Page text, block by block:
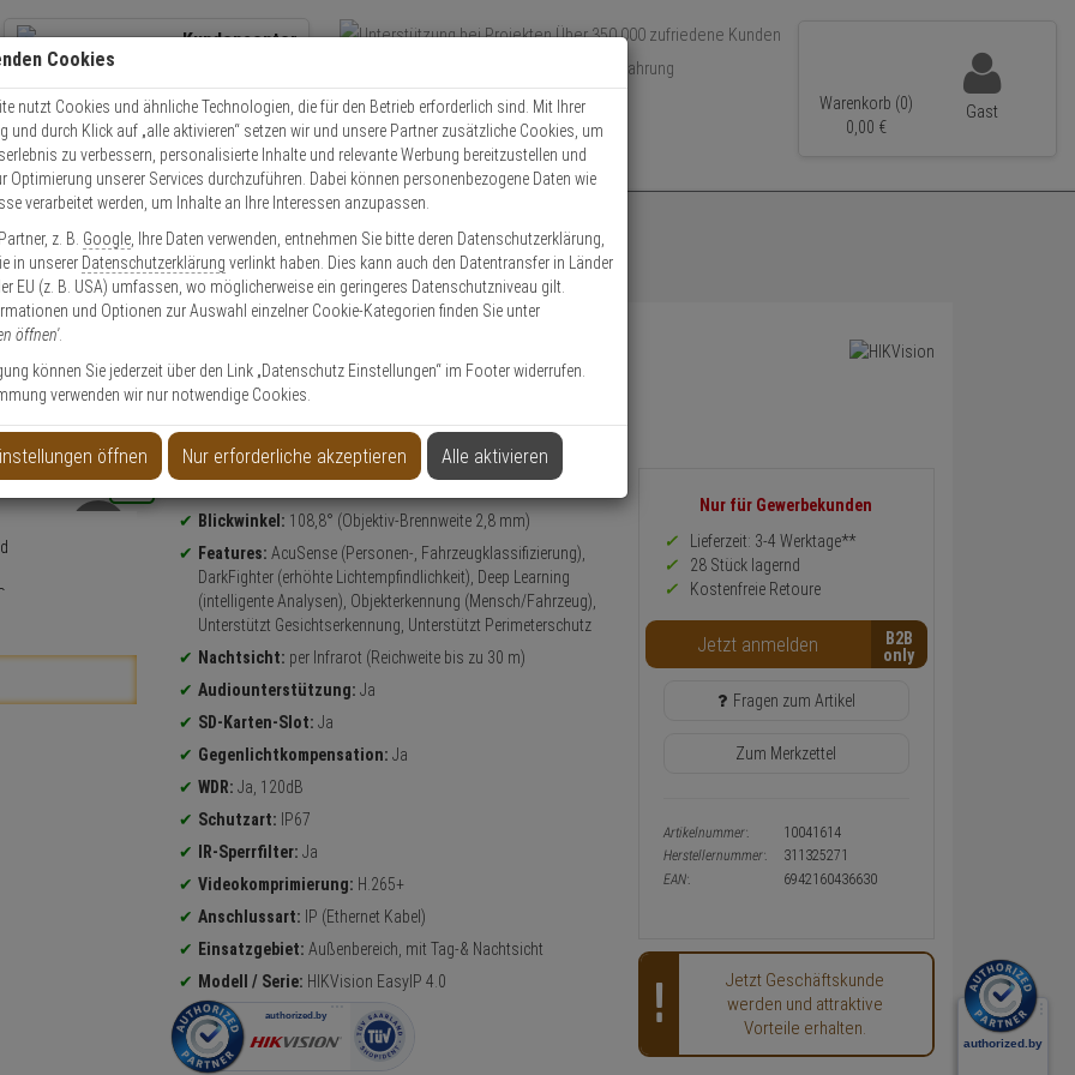
Kundencenter
Kontaktservice nutzen
Mo. - Do.: 8:00 - 16:30 Fr. 8:00 - 14:00 Uhr
Über 350.000 zufriedene Kunden
Über 15 Jahre Erfahrung
Schneller Versand
Warenkorb (0)
0, 00 €
Gast
DS-2CD2386G2H-IU(2.8mm)(eF)(Black)
NEU Produktinformationen
Blickwinkel: 108,8° (Objektiv-Brennweite 2,8 mm)
Features: AcuSense (Personen-, Fahrzeugklassifizierung),
DarkFighter (erhöhte Lichtempfindlichkeit), Deep Learning
(intelligente Analysen), Objekterkennung (Mensch/Fahrzeug),
Unterstützt Gesichtserkennung, Unterstützt Perimeterschutz
Nachtsicht: per Infrarot (Reichweite bis zu 30 m)
Audiounterstützung: Ja
SD-Karten-Slot: Ja
Gegenlichtkompensation: Ja
WDR: Ja, 120dB
Schutzart: IP67
IR-Sperrfilter: Ja
Videokomprimierung: H.265+
Anschlussart: IP (Ethernet Kabel)
Einsatzgebiet: Außenbereich, mit Tag-& Nachtsicht
Modell / Serie: HIKVision EasyIP 4.0
Informationen
Preis,
Verfügbakeit
und
oder
Konfigurieren-
Button
Nur für Gewerbekunden
Lieferzeit: 3-4 Werktage**
28 Stück lagernd
Kostenfreie Retoure
Jetzt anmelden B2B
Fragen zum Artikel
Zum Merkzettel
Artikelnummer:
10041614
Herstellernummer:
311325271
EAN:
6942160436630
Jetzt Geschäftskunde
werden und attraktive
Vorteile erhalten.
Cookies
nutzt Cookies und ähnliche Technologien, die für den Betrieb erforderlich sind. Mit Ihrer
und durch Klick auf „alle aktivieren“ setzen wir und unsere Partner zusätzliche Cookies, um
zu verbessern, personalisierte Inhalte und relevante Werbung bereitzustellen und
Optimierung unserer Services durchzuführen. Dabei können personenbezogene Daten wie
verarbeitet werden, um Inhalte an Ihre Interessen anzupassen.
z. B. Google , Ihre Daten verwenden, entnehmen Sie bitte deren Datenschutzerklärung,
in unserer Datenschutzerklärung verlinkt haben. Dies kann auch den Datentransfer in Länder
EU (z. B. USA) umfassen, wo möglicherweise ein geringeres Datenschutzniveau gilt.
und Optionen zur Auswahl einzelner Cookie-Kategorien finden Sie unter
öffnen'.
können Sie jederzeit über den Link „Datenschutz Einstellungen“ im Footer widerrufen.
verwenden wir nur notwendige Cookies.
öffnen Nur erforderliche akzeptieren Alle aktivieren